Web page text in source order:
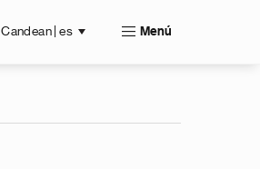
Candean | es Menú